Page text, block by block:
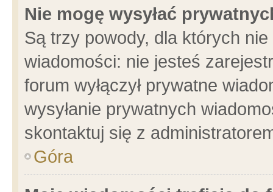
Nie mogę wysyłać
Są trzy powody, dla których
wiadomości: nie jesteś
forum wyłączył prywatne
wysyłanie prywatnych
skontaktuj się z
Góra